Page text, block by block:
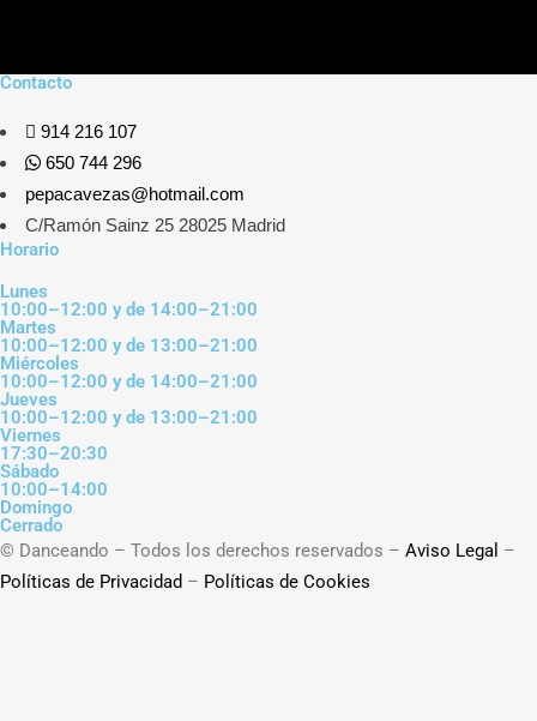
Contacto
914 216 107
650 744 296
pepacavezas@hotmail.com
C/Ramón Sainz 25 28025 Madrid
Horario
Lunes
10:00–12:00 y de 14:00–21:00
Martes
10:00–12:00 y de 13:00–21:00
Miércoles
10:00–12:00 y de 14:00–21:00
Jueves
10:00–12:00 y de 13:00–21:00
Viernes
17:30–20:30
Sábado
10:00–14:00
Domingo
Cerrado
© Danceando – Todos los derechos reservados – Aviso Legal –
Políticas de Privacidad – Políticas de Cookies